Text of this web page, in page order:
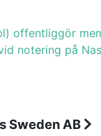
offentliggör
notering på
Sweden AB